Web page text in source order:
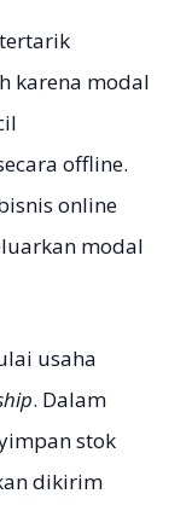
karena modal
offline.
online
modal
usaha
. Dalam
stok
dikirim